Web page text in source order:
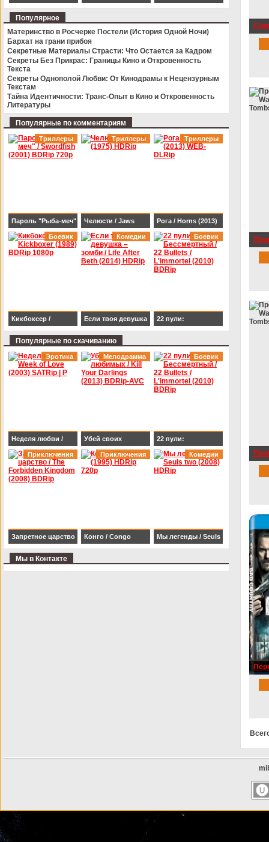
(1975) HDRip
Darlings (2013)
Популярное
Материнство в Росчерке Постели (История Одной Ночи)
Бархат на грани прибоя
Секретные Материалы Страсти: Что Остается за Кадром
Секреты Без Прикрас: Границы Кино и Откровенность
Текста
Секреты Однополой Любви: От Кинодрамы к Нецензурным
Текстам
Тайна Идентичности: Транс-Опыт в Кино и Откровенность
Литературы
Популярные по комментариям
Пароль "Рыба-меч"
/ Swordfish (2001)
BDRip 720p
Триллеры
Челюсти / Jaws
(1975) HDRip
Триллеры
Рога / Horns (2013)
WEB-DLRip
Триллеры
Кикбоксер /
Kickboxer (1989)
Боевик
Если твоя девушка
– зомби / Life After
Комедии
22 пули:
(2010) BDRip
Боевик
Популярные по скачиванию
Неделя любви /
Week of Love (2003)
SATRip | P
Эротика
Убей своих
любимых / Kill Your
Darlings (2013)
Мелодрамма
22 пули:
Бессмертный / 22
Bullets / L'immortel
Боевик
Запретное царство
/ The Forbidden
Приключения
Конго / Congo
Приключения
Мы легенды / Seuls
Комедии
Мы в Контакте